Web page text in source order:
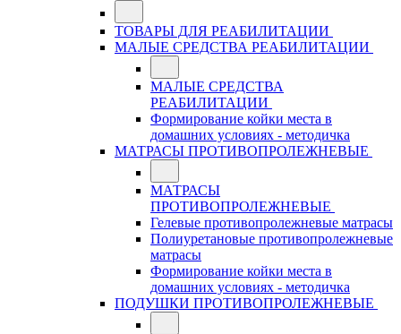
ТОВАРЫ ДЛЯ РЕАБИЛИТАЦИИ
МАЛЫЕ СРЕДСТВА РЕАБИЛИТАЦИИ
МАЛЫЕ СРЕДСТВА
РЕАБИЛИТАЦИИ
Формирование койки места в
домашних условиях - методичка
МАТРАСЫ ПРОТИВОПРОЛЕЖНЕВЫЕ
МАТРАСЫ
ПРОТИВОПРОЛЕЖНЕВЫЕ
Гелевые противопролежневые матрасы
Полиуретановые противопролежневые
матрасы
Формирование койки места в
домашних условиях - методичка
ПОДУШКИ ПРОТИВОПРОЛЕЖНЕВЫЕ